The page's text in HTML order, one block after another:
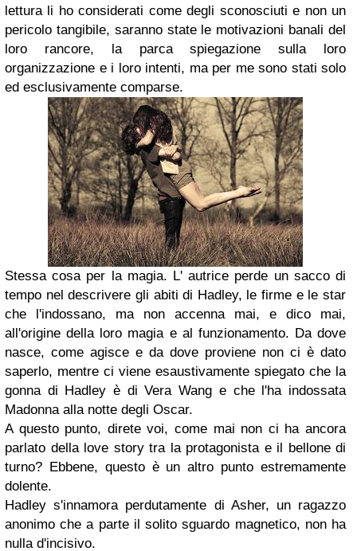
lettura li ho considerati come degli sconosciuti e non un
pericolo tangibile, saranno state le motivazioni banali del
loro rancore, la parca spiegazione sulla loro
organizzazione e i loro intenti, ma per me sono stati solo
ed esclusivamente comparse.
Stessa cosa per la magia. L' autrice perde un sacco di
tempo nel descrivere gli abiti di Hadley, le firme e le star
che l'indossano, ma non accenna mai, e dico mai,
all'origine della loro magia e al funzionamento. Da dove
nasce, come agisce e da dove proviene non ci è dato
saperlo, mentre ci viene esaustivamente spiegato che la
gonna di Hadley è di Vera Wang e che l'ha indossata
Madonna alla notte degli Oscar.
A questo punto, direte voi, come mai non ci ha ancora
parlato della love story tra la protagonista e il bellone di
turno? Ebbene, questo è un altro punto estremamente
dolente.
Hadley s'innamora perdutamente di Asher, un ragazzo
anonimo che a parte il solito sguardo magnetico, non ha
nulla d'incisivo.